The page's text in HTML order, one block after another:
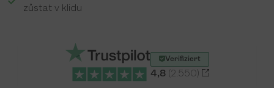
zůstat v klidu
Verifiziert
4,8 (2.550)